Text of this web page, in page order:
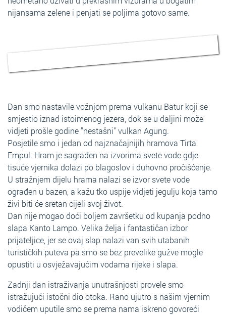
nijansama zelene i penjati se poljima gotovo same.
Dan smo nastavile vožnjom prema vulkanu Batur koji se
smjestio iznad istoimenog jezera, dok se u daljini može
vidjeti prošle godine "nestašni" vulkan Agung.
Posjetile smo i jedan od najznačajnijih hramova Tirta
Empul. Hram je sagrađen na izvorima svete vode gdje
tisuće vjernika dolazi po blagoslov i duhovno pročišćenje.
U stražnjem dijelu hrama nalazi se izvor svete vode
ograđen u bazen, a kažu tko uspije vidjeti jegulju koja tamo
živi biti će sretan cijeli svoj život.
Dan nije mogao doći boljem završetku od kupanja podno
slapa Kanto Lampo. Velika želja i fantastičan izbor
prijateljice, jer se ovaj slap nalazi van svih utabanih
turističkih puteva pa smo se bez prevelike gužve mogle
opustiti u osvježavajućim vodama rijeke i slapa.
Zadnji dan istraživanja unutrašnjosti provele smo
istražujući istočni dio otoka. Rano ujutro s našim vjernim
vodičem uputile smo se prema nama iskreno govoreći